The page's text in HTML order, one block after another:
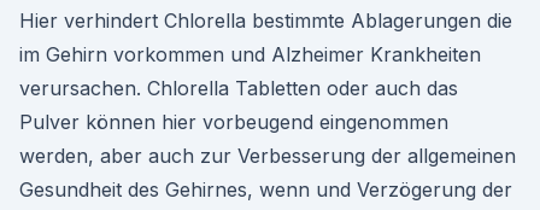
Hier verhindert Chlorella bestimmte Ablagerungen die
im Gehirn vorkommen und Alzheimer Krankheiten
verursachen. Chlorella Tabletten oder auch das
Pulver können hier vorbeugend eingenommen
werden, aber auch zur Verbesserung der allgemeinen
Gesundheit des Gehirnes, wenn und Verzögerung der